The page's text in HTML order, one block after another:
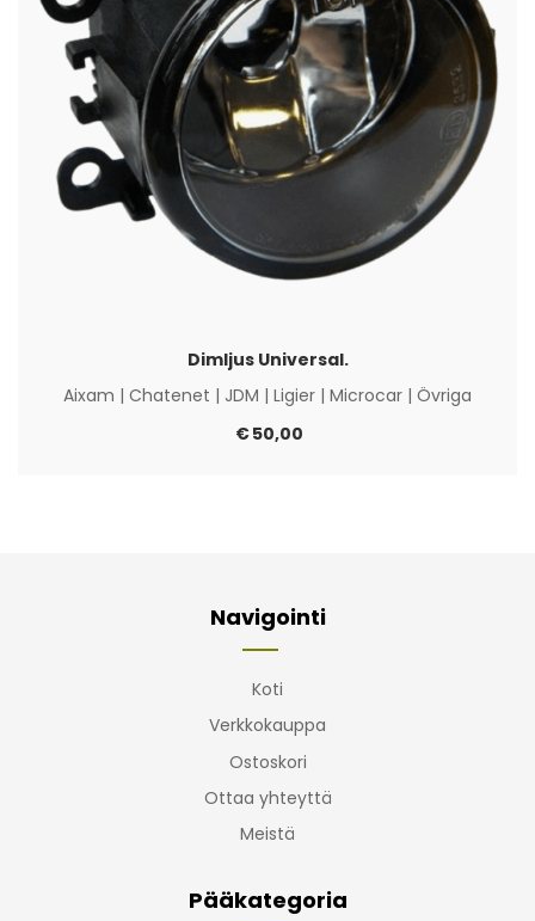
Dimljus Universal.
Aixam | Chatenet | JDM | Ligier | Microcar | Övriga
€50,00
Navigointi
Koti
Verkkokauppa
Ostoskori
Ottaa yhteyttä
Meistä
Pääkategoria